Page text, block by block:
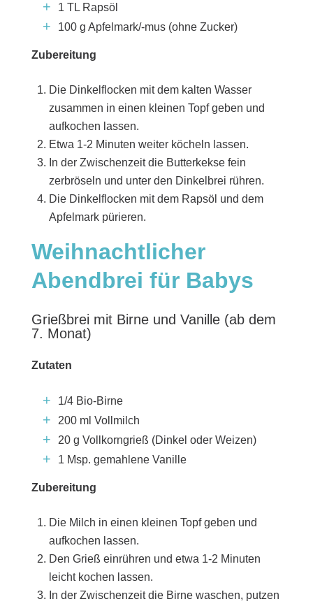
1 TL Rapsöl
100 g Apfelmark/-mus (ohne Zucker)
Zubereitung
Die Dinkelflocken mit dem kalten Wasser
zusammen in einen kleinen Topf geben und
aufkochen lassen.
Etwa 1-2 Minuten weiter köcheln lassen.
In der Zwischenzeit die Butterkekse fein
zerbröseln und unter den Dinkelbrei rühren.
Die Dinkelflocken mit dem Rapsöl und dem
Apfelmark pürieren.
Weihnachtlicher
Abendbrei für Babys
Grießbrei mit Birne und Vanille (ab dem
7. Monat)
Zutaten
1/4 Bio-Birne
200 ml Vollmilch
20 g Vollkorngrieß (Dinkel oder Weizen)
1 Msp. gemahlene Vanille
Zubereitung
Die Milch in einen kleinen Topf geben und
aufkochen lassen.
Den Grieß einrühren und etwa 1-2 Minuten
leicht kochen lassen.
In der Zwischenzeit die Birne waschen, putzen